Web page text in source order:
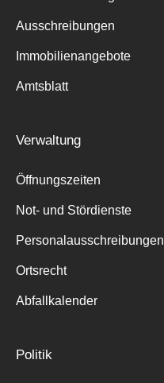
Ausschreibungen
Immobilienangebote
Amtsblatt
Verwaltung
Öffnungszeiten
Not- und Stördienste
Personalausschreibungen
Ortsrecht
Abfallkalender
Politik